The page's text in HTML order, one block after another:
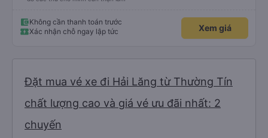
Không cần thanh toán trước
Xác nhận chỗ ngay lập tức
Xem giá
Đặt mua vé xe đi Hải Lăng từ Thường Tín
chất lượng cao và giá vé ưu đãi nhất: 2
chuyến